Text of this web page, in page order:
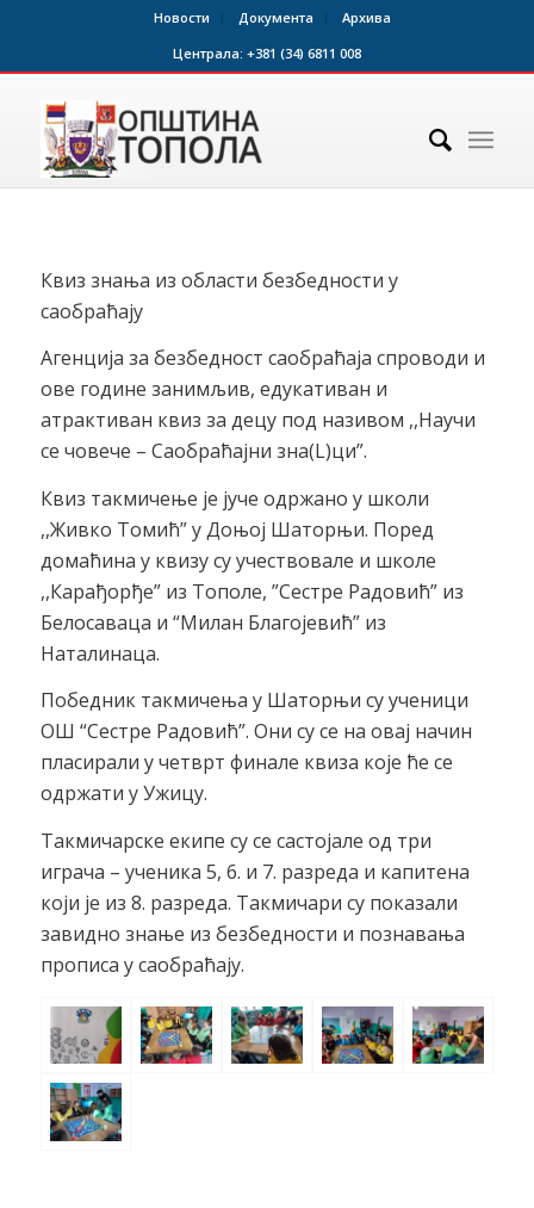
Новости Документа
Архива
Централа: +381 (34) 6811 008
Квиз знања из области безбедности у
саобраћају
Агенција за безбедност саобраћаја спроводи и
ове године занимљив, едукативан и
атрактиван квиз за децу под називом ,,Научи
се човече – Саобраћајни зна(L)ци”.
Квиз такмичење је јуче одржано у школи
,,Живко Томић” у Доњој Шаторњи. Поред
домаћина у квизу су учествовале и школе
,,Карађорђе” из Тополе, ”Сестре Радовић” из
Белосаваца и “Милан Благојевић” из
Наталинаца.
Победник такмичења у Шаторњи су ученици
ОШ “Сестре Радовић”. Они су се на овај начин
пласирали у четврт финале квиза које ће се
одржати у Ужицу.
Такмичарске екипе су се састојале од три
играча – ученика 5, 6. и 7. разреда и капитена
који је из 8. разреда. Такмичари су показали
завидно знање из безбедности и познавања
прописа у саобраћају.